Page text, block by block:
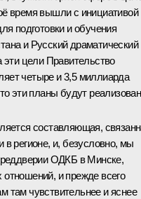
время вышли с инициативой
подготовки и обучения
и Русский драматический
эти цели Правительство
четыре и 3,5 миллиарда
эти планы будут
составляющая,
в регионе, и, безусловно, мы
ОДКБ в Минске,
и прежде всего
там чувствительнее и яснее